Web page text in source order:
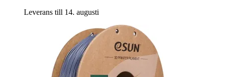
Leverans till 14. augusti